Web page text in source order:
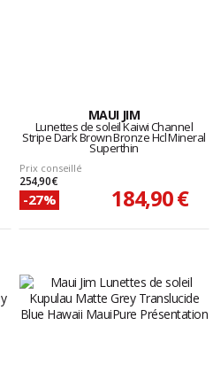
MAUI JIM
Lunettes de soleil Kaiwi Channel
Stripe Dark Brown Bronze Hcl Mineral
Superthin
Prix conseillé
254,90 €
-27% 184,90 €